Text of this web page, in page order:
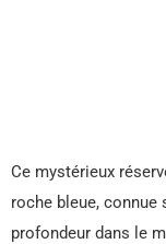
Ce mystérieux
roche bleue,
profondeur dans le